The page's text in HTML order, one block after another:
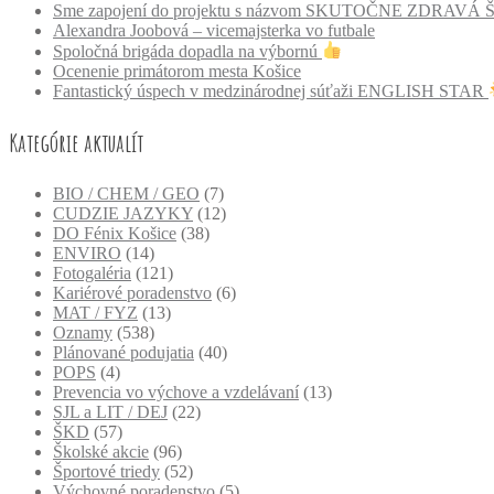
Sme zapojení do projektu s názvom SKUTOČNE ZDRAVÁ
Alexandra Joobová – vicemajsterka vo futbale
Spoločná brigáda dopadla na výbornú
Ocenenie primátorom mesta Košice
Fantastický úspech v medzinárodnej súťaži ENGLISH STAR
Kategórie aktualít
BIO / CHEM / GEO (7)
CUDZIE JAZYKY (12)
DO Fénix Košice (38)
ENVIRO (14)
Fotogaléria (121)
Kariérové poradenstvo (6)
MAT / FYZ (13)
Oznamy (538)
Plánované podujatia (40)
POPS (4)
Prevencia vo výchove a vzdelávaní (13)
SJL a LIT / DEJ (22)
ŠKD (57)
Školské akcie (96)
Športové triedy (52)